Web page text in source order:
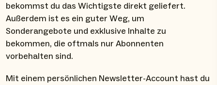
bekommst du das Wichtigste direkt geliefert.
Außerdem ist es ein guter Weg, um
Sonderangebote und exklusive Inhalte zu
bekommen, die oftmals nur Abonnenten
vorbehalten sind.
Mit einem persönlichen Newsletter-Account hast du